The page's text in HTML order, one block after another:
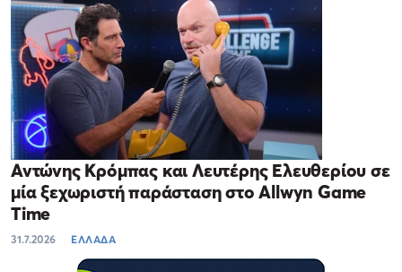
Αντώνης Κρόμπας και Λευτέρης Ελευθερίου σε
μία ξεχωριστή παράσταση στο Allwyn Game
Time
31.7.2026 ΕΛΛΑΔΑ